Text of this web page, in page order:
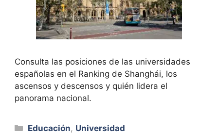
Consulta las posiciones de las universidades
españolas en el Ranking de Shanghái, los
ascensos y descensos y quién lidera el
panorama nacional.
Categorías
Educación, Universidad